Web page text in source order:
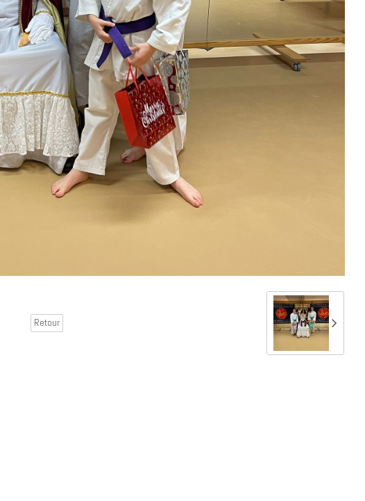
Retour